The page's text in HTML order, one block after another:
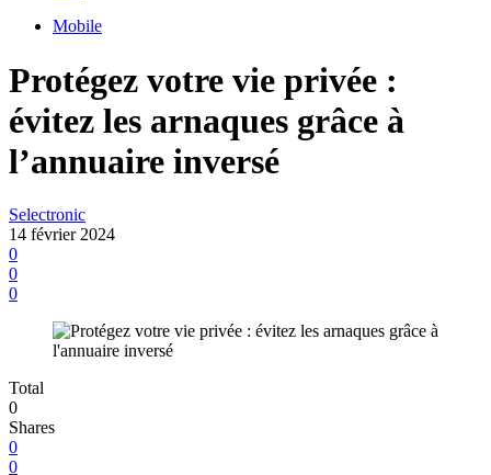
Mobile
Protégez votre vie privée :
évitez les arnaques grâce à
l’annuaire inversé
Selectronic
14 février 2024
0
0
0
Total
0
Shares
0
0